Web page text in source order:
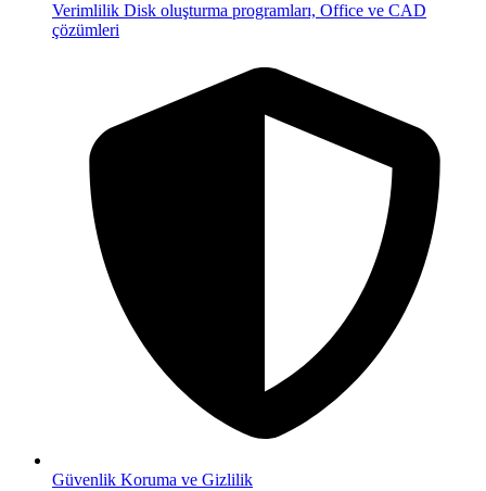
Verimlilik Disk oluşturma programları, Office ve CAD
çözümleri
Güvenlik Koruma ve Gizlilik